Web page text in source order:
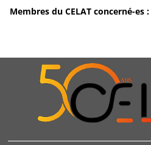
Membres du CELAT concerné-es :